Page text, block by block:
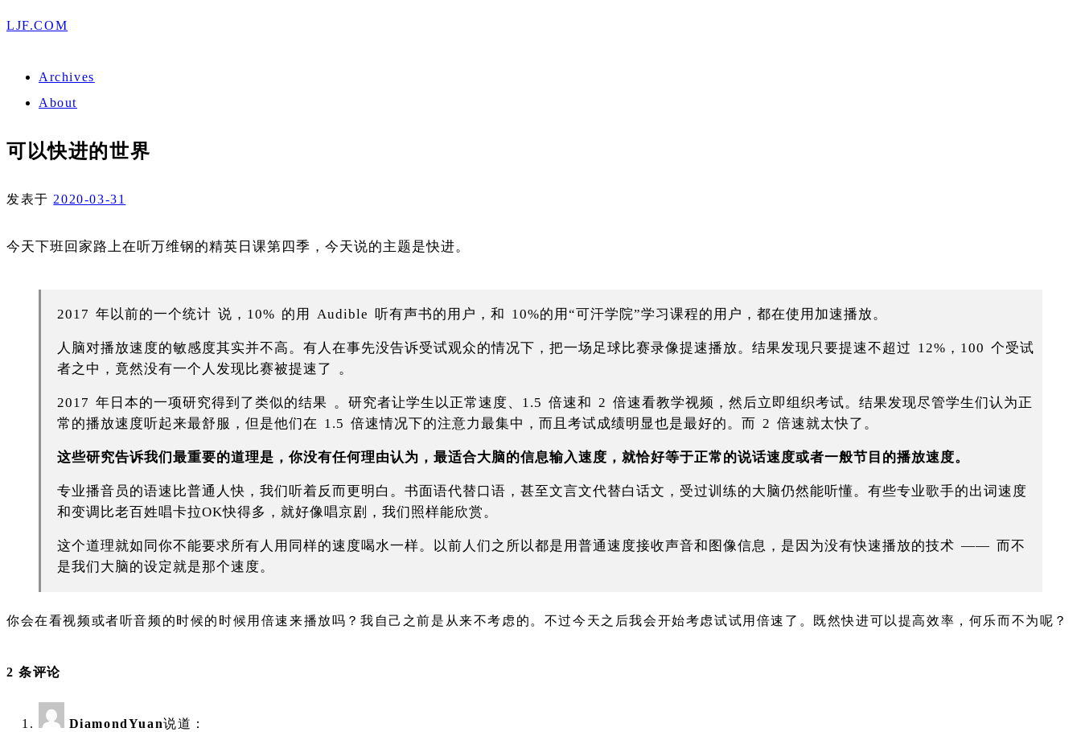
LJF.COM
Archives
About
可以快进的世界
发表于 2020-03-31
今天下班回家路上在听万维钢的精英日课第四季，今天说的主题是快进。
2017 年以前的一个统计 说，10% 的用 Audible 听有声书的用户，和 10%的用“可汗学院”学习课程的用户，都在使用加速播放。
人脑对播放速度的敏感度其实并不高。有人在事先没告诉受试观众的情况下，把一场足球比赛录像提速播放。结果发现只要提速不超过 12%，100 个受试
者之中，竟然没有一个人发现比赛被提速了 。
2017 年日本的一项研究得到了类似的结果 。研究者让学生以正常速度、1.5 倍速和 2 倍速看教学视频，然后立即组织考试。结果发现尽管学生们认为正
常的播放速度听起来最舒服，但是他们在 1.5 倍速情况下的注意力最集中，而且考试成绩明显也是最好的。而 2 倍速就太快了。
这些研究告诉我们最重要的道理是，你没有任何理由认为，最适合大脑的信息输入速度，就恰好等于正常的说话速度或者一般节目的播放速度。
专业播音员的语速比普通人快，我们听着反而更明白。书面语代替口语，甚至文言文代替白话文，受过训练的大脑仍然能听懂。有些专业歌手的出词速度
和变调比老百姓唱卡拉OK快得多，就好像唱京剧，我们照样能欣赏。
这个道理就如同你不能要求所有人用同样的速度喝水一样。以前人们之所以都是用普通速度接收声音和图像信息，是因为没有快速播放的技术 —— 而不
是我们大脑的设定就是那个速度。
你会在看视频或者听音频的时候的时候用倍速来播放吗？我自己之前是从来不考虑的。不过今天之后我会开始考虑试试用倍速了。既然快进可以提高效率，何乐而不为呢？
2 条评论
DiamondYuan说道：